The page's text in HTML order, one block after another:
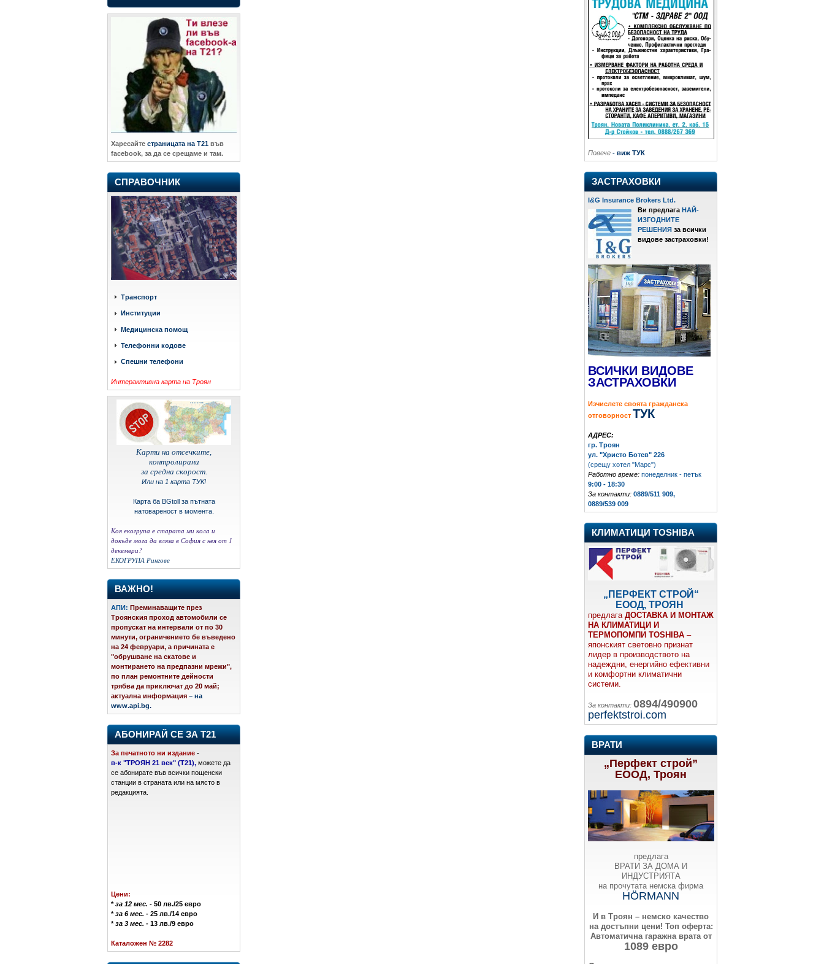
Харесайте страницата на Т21 във
facebook, за да се срещаме и там.
СПРАВОЧНИК
Транспорт
Институции
Медицинска помощ
Телефонни кодове
Спешни телефони
Интерактивна карта на Троян
Карти на отсечките,
контролирани
за средна скорост.
Или на 1 карта ТУК!
Карта ба BGtoll за пътната
натовареност в момента.
Коя екогрупа е старата ми кола и
докъде мога да вляза в София с нея от 1
декември?
ЕКОГРУПА Рингове
ВАЖНО!
АПИ: Преминаващите през
Троянския проход автомобили се
пропускат на интервали от по 30
минути, ограничението бе въведено
на 24 февруари, а причината е
"обрушване на скатове и
монтирането на предпазни мрежи",
по план ремонтните дейности
трябва да приключат до 20 май;
актуална информация – на
www.api.bg.
АБОНИРАЙ СЕ ЗА Т21
За печатното ни издание -
в-к "ТРОЯН 21 век" (Т21), можете да
се абонирате във всички пощенски
станции в страната или на място в
редакцията.
Цени:
*за 12 мес. - 50 лв./25 евро
*за 6 мес. - 25 лв./14 евро
*за 3 мес. - 13 лв./9 евро
Каталожен № 2282
Повече - виж ТУК
ЗАСТРАХОВКИ
I&G Insurance Brokers Ltd.
Ви предлага НАЙ-
ИЗГОДНИТЕ
РЕШЕНИЯ за всички
видове застраховки!
ВСИЧКИ ВИДОВЕ
ЗАСТРАХОВКИ
Изчислете своята гражданска
отговорност ТУК
АДРЕС:
гр. Троян
ул. "Христо Ботев" 226
(срещу хотел "Марс")
Работно време: понеделник - петък
9:00 - 18:30
За контакти: 0889/511 909,
0889/539 009
КЛИМАТИЦИ TOSHIBA
„ПЕРФЕКТ СТРОЙ“
ЕООД, ТРОЯН
предлага ДОСТАВКА И МОНТАЖ
НА КЛИМАТИЦИ И
ТЕРМОПОМПИ TOSHIBA –
японският световно признат
лидер в производството на
надеждни, енергийно ефективни
и комфортни климатични
системи.
За контакти: 0894/490900
perfektstroi.com
ВРАТИ
„Перфект строй”
ЕООД, Троян
предлага
ВРАТИ ЗА ДОМА И
ИНДУСТРИЯТА
на прочутата немска фирма
HÖRMANN
И в Троян – немско качество
на достъпни цени! Топ оферта:
Автоматична гаражна врата от
1089 евро